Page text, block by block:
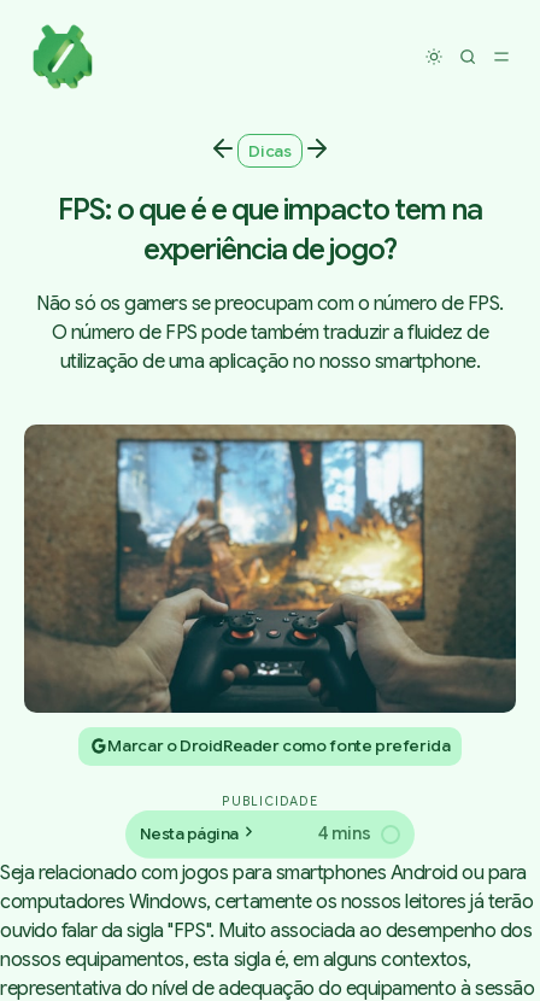
Toggle
Dicas
FPS: o que é e que impacto tem na
experiência de jogo?
Não só os gamers se preocupam com o número de FPS.
O número de FPS pode também traduzir a fluidez de
utilização de uma aplicação no nosso smartphone.
Marcar o DroidReader como fonte preferida
PUBLICIDADE
Nesta página 4 mins
Seja relacionado com jogos para smartphones Android ou para
computadores Windows, certamente os nossos leitores já terão
ouvido falar da sigla "FPS". Muito associada ao desempenho dos
nossos equipamentos, esta sigla é, em alguns contextos,
representativa do nível de adequação do equipamento à sessão